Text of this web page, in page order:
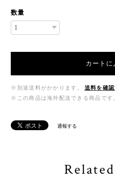
数量
カートに
※別途送料がかかります。
送料を確認
※この商品は海外配送できる商品です
通報する